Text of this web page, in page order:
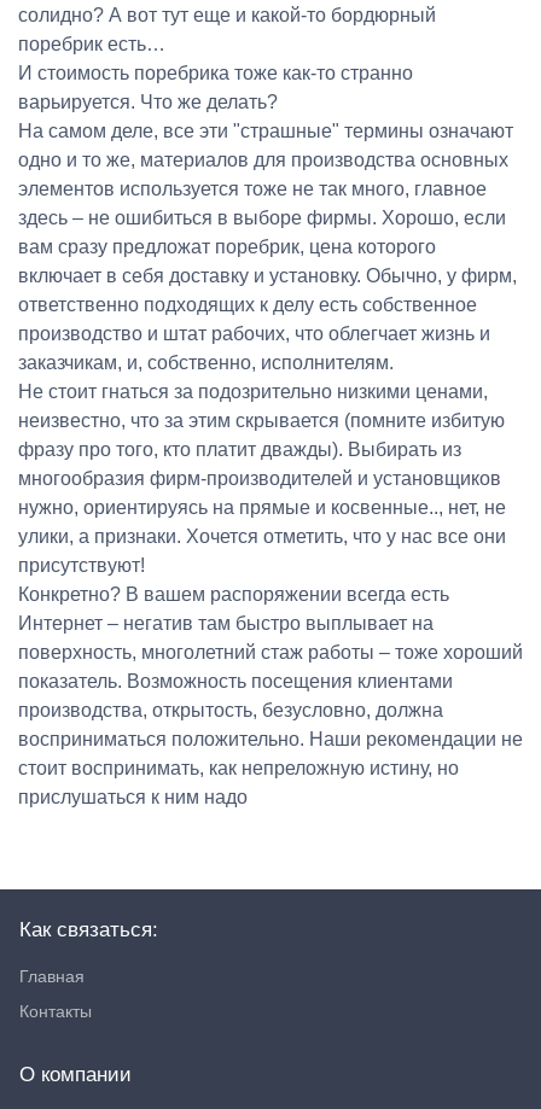
солидно? А вот тут еще и какой-то бордюрный
поребрик есть…
И стоимость поребрика тоже как-то странно
варьируется. Что же делать?
На самом деле, все эти "страшные" термины означают
одно и то же, материалов для производства основных
элементов используется тоже не так много, главное
здесь – не ошибиться в выборе фирмы. Хорошо, если
вам сразу предложат поребрик, цена которого
включает в себя доставку и установку. Обычно, у фирм,
ответственно подходящих к делу есть собственное
производство и штат рабочих, что облегчает жизнь и
заказчикам, и, собственно, исполнителям.
Не стоит гнаться за подозрительно низкими ценами,
неизвестно, что за этим скрывается (помните избитую
фразу про того, кто платит дважды). Выбирать из
многообразия фирм-производителей и установщиков
нужно, ориентируясь на прямые и косвенные.., нет, не
улики, а признаки. Хочется отметить, что у нас все они
присутствуют!
Конкретно? В вашем распоряжении всегда есть
Интернет – негатив там быстро выплывает на
поверхность, многолетний стаж работы – тоже хороший
показатель. Возможность посещения клиентами
производства, открытость, безусловно, должна
восприниматься положительно. Наши рекомендации не
стоит воспринимать, как непреложную истину, но
прислушаться к ним надо
Как связаться:
Главная
Контакты
О компании